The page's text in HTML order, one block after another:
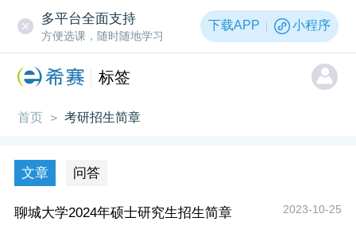
多平台全面支持
方便选课，随时随地学习
下载APP 小程序
标签
首页 > 考研招生简章
文章 问答
聊城大学2024年硕士研究生招生简章 2023-10-25